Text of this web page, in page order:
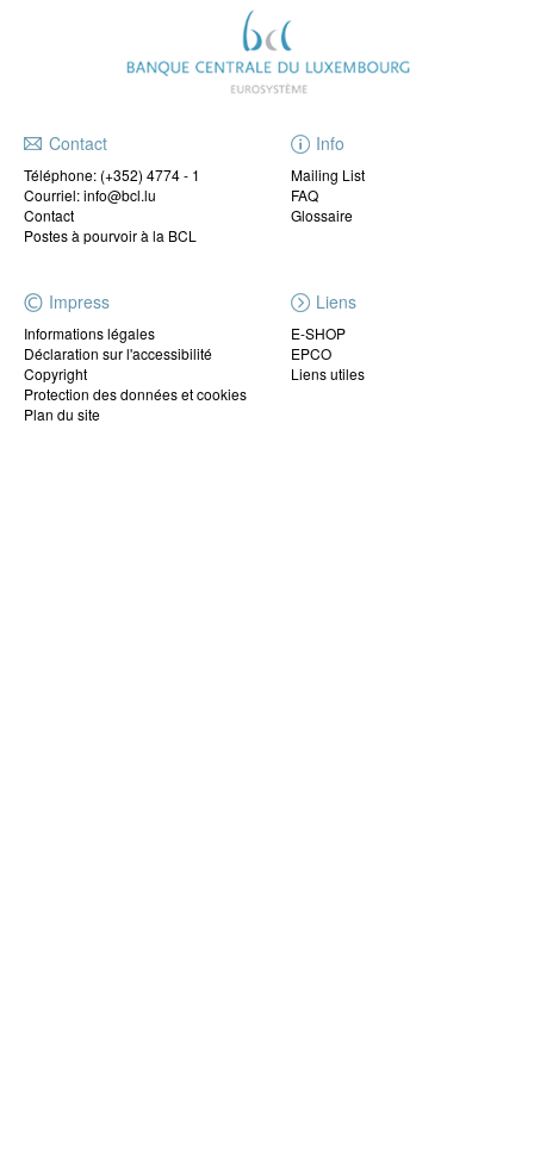
Contact
Téléphone: (+352) 4774 - 1
Courriel: info@bcl.lu
Contact
Postes à pourvoir à la BCL
Info
Mailing List
FAQ
Glossaire
Impress
Informations légales
Déclaration sur l'accessibilité
Copyright
Protection des données et cookies
Plan du site
Liens
E-SHOP
EPCO
Liens utiles